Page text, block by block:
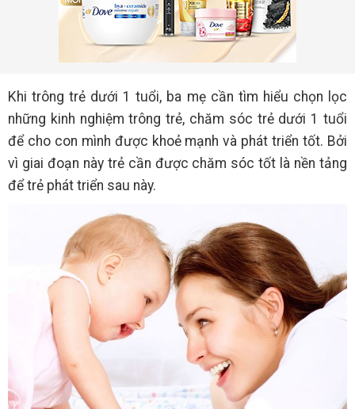
Khi trông trẻ dưới 1 tuổi, ba mẹ cần tìm hiểu chọn lọc
những kinh nghiệm trông trẻ, chăm sóc trẻ dưới 1 tuổi
để cho con mình được khoẻ mạnh và phát triển tốt. Bởi
vì giai đoạn này trẻ cần được chăm sóc tốt là nền tảng
để trẻ phát triển sau này.